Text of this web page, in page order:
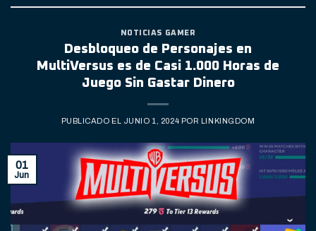
NOTICIAS GAMER
Desbloqueo de Personajes en
MultiVersus es de Casi 1.000 Horas de
Juego Sin Gastar Dinero
PUBLICADO EL JUNIO 1, 2024 POR LINKINGDOM
01
Jun